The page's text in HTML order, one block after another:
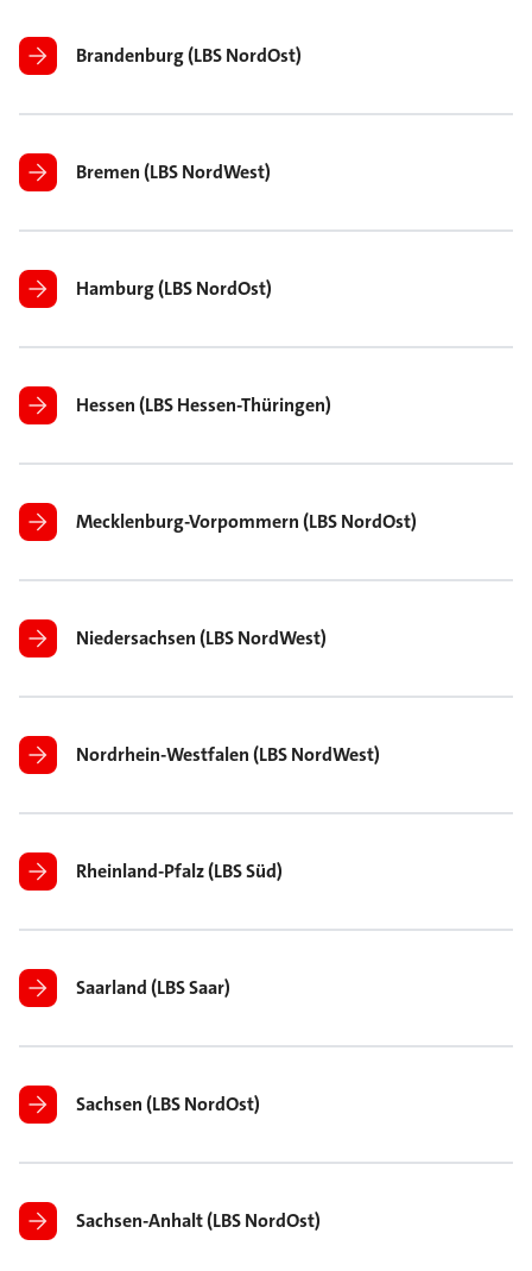
Brandenburg (LBS NordOst)
Bremen (LBS NordWest)
Hamburg (LBS NordOst)
Hessen (LBS Hessen-Thüringen)
Mecklenburg-Vorpommern (LBS NordOst)
Niedersachsen (LBS NordWest)
Nordrhein-Westfalen (LBS NordWest)
Rheinland-Pfalz (LBS Süd)
Saarland (LBS Saar)
Sachsen (LBS NordOst)
Sachsen-Anhalt (LBS NordOst)